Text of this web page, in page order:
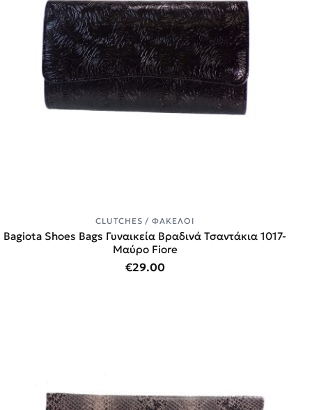
CLUTCHES / ΦΆΚΕΛΟΙ
Bagiota Shoes Bags Γυναικεία Βραδινά Τσαντάκια 1017-
Μαύρο Fiore
€29.00